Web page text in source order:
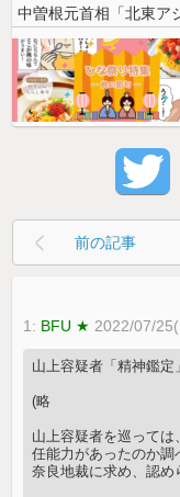
中曽根元首相「北東ア
前の記事
1: BFU ★ 2022/07/
山上容疑者「精神鑑
(略
山上容疑者を巡って
任能力があったのか
奈良地裁に求め、認め